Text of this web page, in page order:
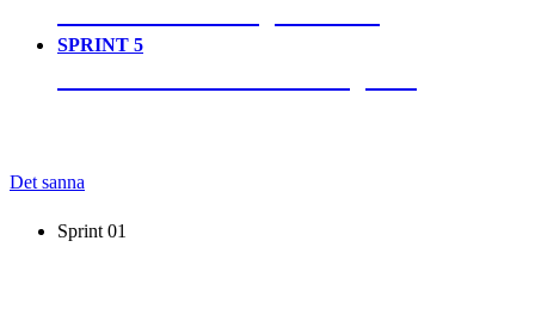
SPRINT 5
Det sanna
Sprint 01